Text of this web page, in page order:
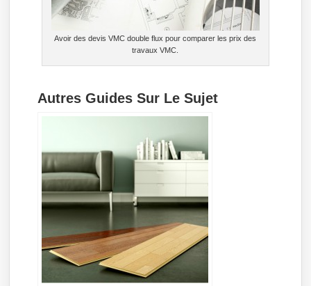
Avoir des devis VMC double flux pour comparer les prix des
travaux VMC.
Autres Guides Sur Le Sujet